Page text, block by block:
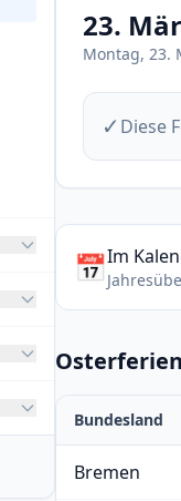
23.
Montag, 23.
✓ Diese
📅Im
Bundesland
Bremen